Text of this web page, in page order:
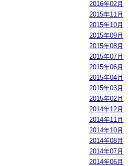
2016年02月
2015年11月
2015年10月
2015年09月
2015年08月
2015年07月
2015年06月
2015年04月
2015年03月
2015年02月
2014年12月
2014年11月
2014年10月
2014年08月
2014年07月
2014年06月